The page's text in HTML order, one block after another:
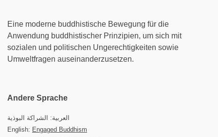
Eine moderne buddhistische Bewegung für die
Anwendung buddhistischer Prinzipien, um sich mit
sozialen und politischen Ungerechtigkeiten sowie
Umweltfragen auseinanderzusetzen.
Andere Sprache
العربية: الشراكة البوذية
English: Engaged Buddhism